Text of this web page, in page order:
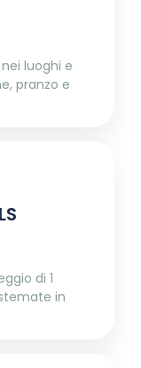
luoghi e
pranzo e
di 1
in